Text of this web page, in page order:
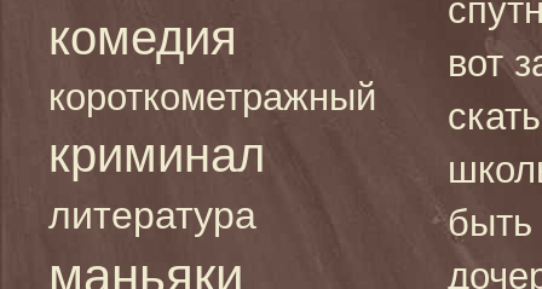
комедия
короткометражный
криминал
литература
маньяки
вот
быть